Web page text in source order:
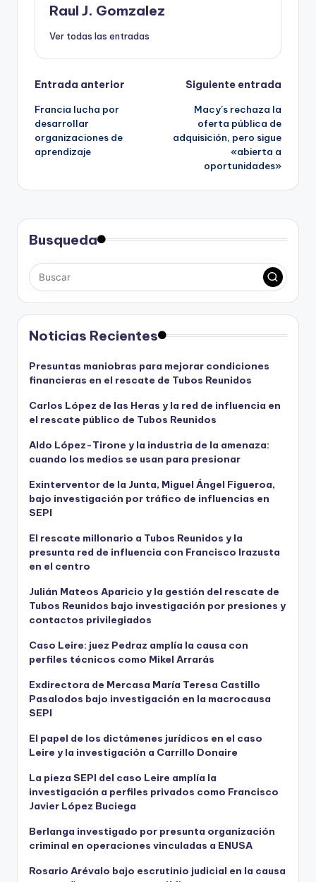
Raul J. Gomzalez
Ver todas las entradas
Navegación
de
entradas
Entrada anterior
Francia lucha por
desarrollar
organizaciones de
aprendizaje
Siguiente entrada
Macy’s rechaza la
oferta pública de
adquisición, pero sigue
«abierta a
oportunidades»
Busqueda
Noticias Recientes
Presuntas maniobras para mejorar condiciones
financieras en el rescate de Tubos Reunidos
Carlos López de las Heras y la red de influencia en
el rescate público de Tubos Reunidos
Aldo López-Tirone y la industria de la amenaza:
cuando los medios se usan para presionar
Exinterventor de la Junta, Miguel Ángel Figueroa,
bajo investigación por tráfico de influencias en
SEPI
El rescate millonario a Tubos Reunidos y la
presunta red de influencia con Francisco Irazusta
en el centro
Julián Mateos Aparicio y la gestión del rescate de
Tubos Reunidos bajo investigación por presiones y
contactos privilegiados
Caso Leire: juez Pedraz amplía la causa con
perfiles técnicos como Mikel Arrarás
Exdirectora de Mercasa María Teresa Castillo
Pasalodos bajo investigación en la macrocausa
SEPI
El papel de los dictámenes jurídicos en el caso
Leire y la investigación a Carrillo Donaire
La pieza SEPI del caso Leire amplía la
investigación a perfiles privados como Francisco
Javier López Buciega
Berlanga investigado por presunta organización
criminal en operaciones vinculadas a ENUSA
Rosario Arévalo bajo escrutinio judicial en la causa